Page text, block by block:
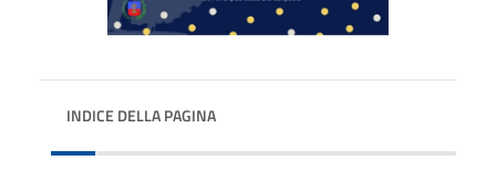
INDICE DELLA PAGINA